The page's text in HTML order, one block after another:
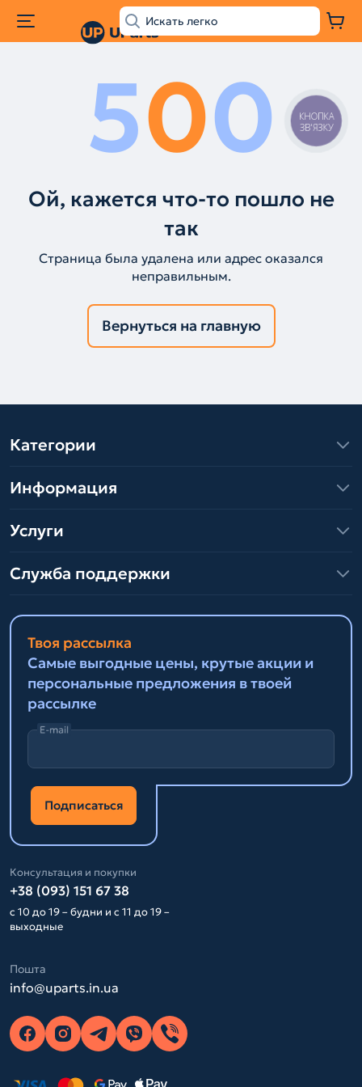
500
Ой, кажется что-то пошло не
так
Страница была удалена или адрес оказался
неправильным.
Вернуться на главную
Категории
Информация
Услуги
Служба поддержки
Твоя рассылка
Самые выгодные цены, крутые акции и
персональные предложения в твоей
рассылке
E-mail
Подписаться
Консультация и покупки
+38 (093) 151 67 38
с 10 до 19 – будни и с 11 до 19 –
выходные
Пошта
info@uparts.in.ua
КНОПКА
ЗВ'ЯЗКУ